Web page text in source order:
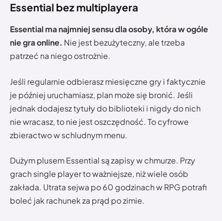
Essential bez multiplayera
Essential ma najmniej sensu dla osoby, która w ogóle
nie gra online. Nie jest bezużyteczny, ale trzeba
patrzeć na niego ostrożnie.
Jeśli regularnie odbierasz miesięczne gry i faktycznie
je później uruchamiasz, plan może się bronić. Jeśli
jednak dodajesz tytuły do biblioteki i nigdy do nich
nie wracasz, to nie jest oszczędność. To cyfrowe
zbieractwo w schludnym menu.
Dużym plusem Essential są zapisy w chmurze. Przy
grach single player to ważniejsze, niż wiele osób
zakłada. Utrata sejwa po 60 godzinach w RPG potrafi
boleć jak rachunek za prąd po zimie.